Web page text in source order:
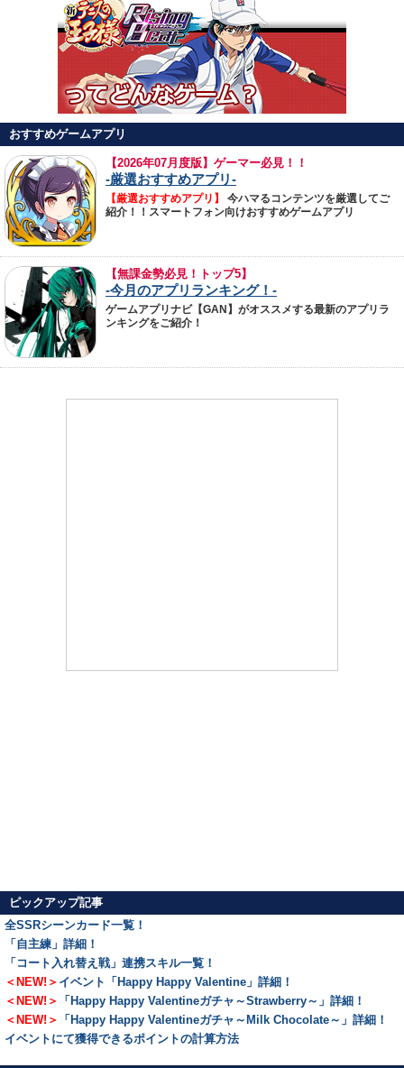
おすすめゲームアプリ
【2026年07月度版】ゲーマー必見！！
-厳選おすすめアプリ-
【厳選おすすめアプリ】
今ハマるコンテンツを厳選してご
紹介！！スマートフォン向けおすすめゲームアプリ
【無課金勢必見！トップ5】
-今月のアプリランキング！-
ゲームアプリナビ【GAN】がオススメする最新のアプリラ
ンキングをご紹介！
ピックアップ記事
全SSRシーンカード一覧！
「自主練」詳細！
「コート入れ替え戦」連携スキル一覧！
＜NEW!＞ イベント「Happy Happy Valentine」詳細！
＜NEW!＞
「Happy Happy Valentineガチャ～Strawberry～」詳細！
＜NEW!＞
「Happy Happy Valentineガチャ～Milk Chocolate～」詳細！
イベントにて獲得できるポイントの計算方法